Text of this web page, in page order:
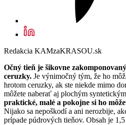
Redakcia KAMzaKRASOU.sk
Očný tieň je šikovne
ceruzky. Je výnimočný tým, že ho
hrotom ceruzky, ak ste niekde mimo
môžete naberať aj plochým
praktické, malé a pokojne si ho
Nijako sa nepoškodí a ani nerozbije,
prípade púdrových tieňov. Obsah je 1,5